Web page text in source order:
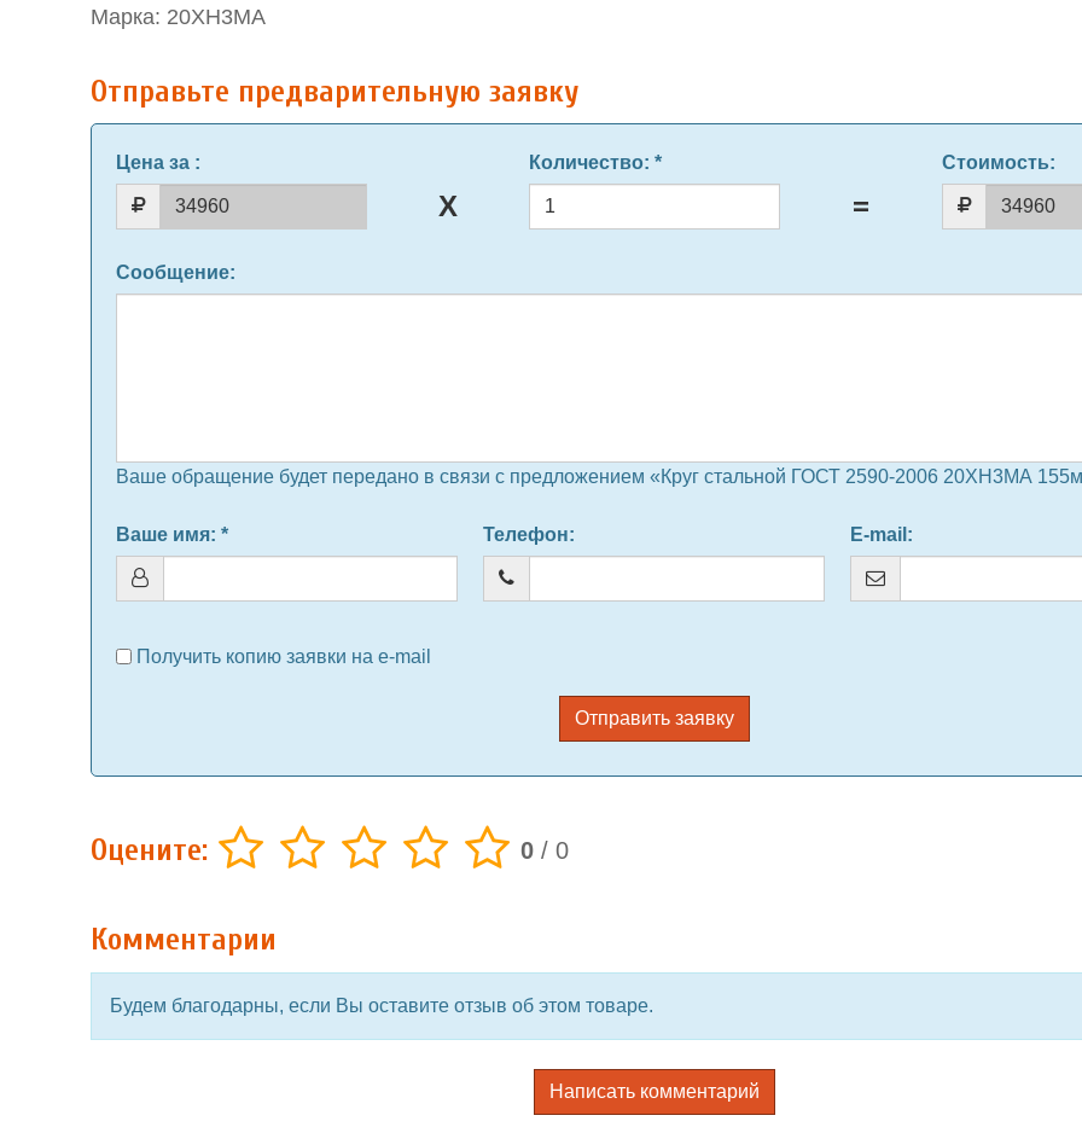
Марка: 20ХН3МА
Отправьте предварительную заявку
Цена за : Количество: * Стоимость:
Сообщение:
Ваше обращение будет передано в связи с предложением «Круг стальной ГОСТ 2590-2006 20ХН3МА
Ваше имя: * Телефон: E-mail :
Получить копию заявки на e-mail
Отправить заявку
Оцените: 0 / 0
Комментарии
Будем благодарны, если Вы оставите отзыв об этом товаре.
Написать комментарий